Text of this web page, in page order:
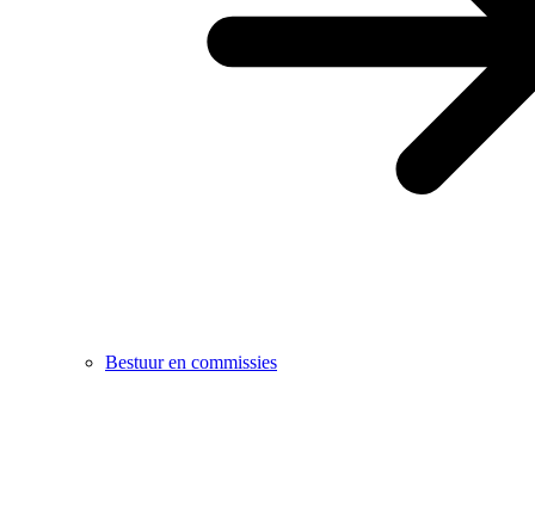
Bestuur en commissies